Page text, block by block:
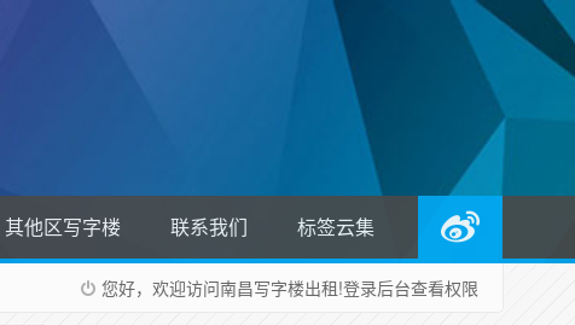
其他区写字楼 联系我们 标签云集
您好，欢迎访问南昌写字楼出租!登录后台查看权限